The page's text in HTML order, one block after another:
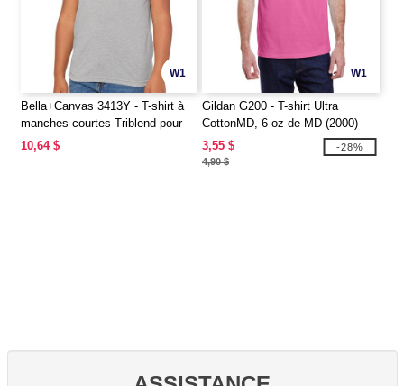
W1
Bella+Canvas 3413Y - T-shirt à
manches courtes Triblend pour
jeunes
10,64 $
W1
Gildan G200 - T-shirt Ultra
CottonMD, 6 oz de MD (2000)
3,55 $
4,90 $
-28%